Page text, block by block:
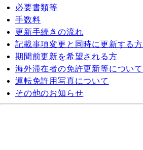
必要書類等
手数料
更新手続きの流れ
記載事項変更と同時に更新する方
期間前更新を希望される方
海外滞在者の免許更新等について
運転免許用写真について
その他のお知らせ